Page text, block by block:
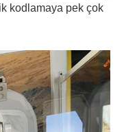
kodlamaya pek çok